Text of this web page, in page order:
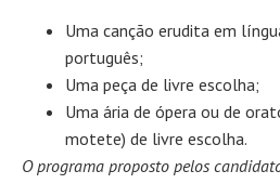
Uma canção erudita em
português;
Uma peça de livre escolha;
Uma ária de ópera ou de
motete) de livre escolha.
O programa proposto pelos